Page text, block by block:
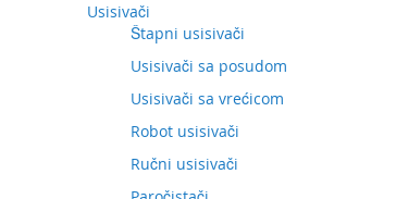
Usisivači
Štapni usisivači
Usisivači sa posudom
Usisivači sa vrećicom
Robot usisivači
Ručni usisivači